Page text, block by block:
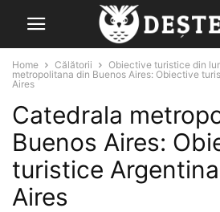
Home Călătorii Obiective turistice din
metropolitana din Buenos Aires: Obiective
Aires
Catedrala
Buenos Aires:
turistice
Aires